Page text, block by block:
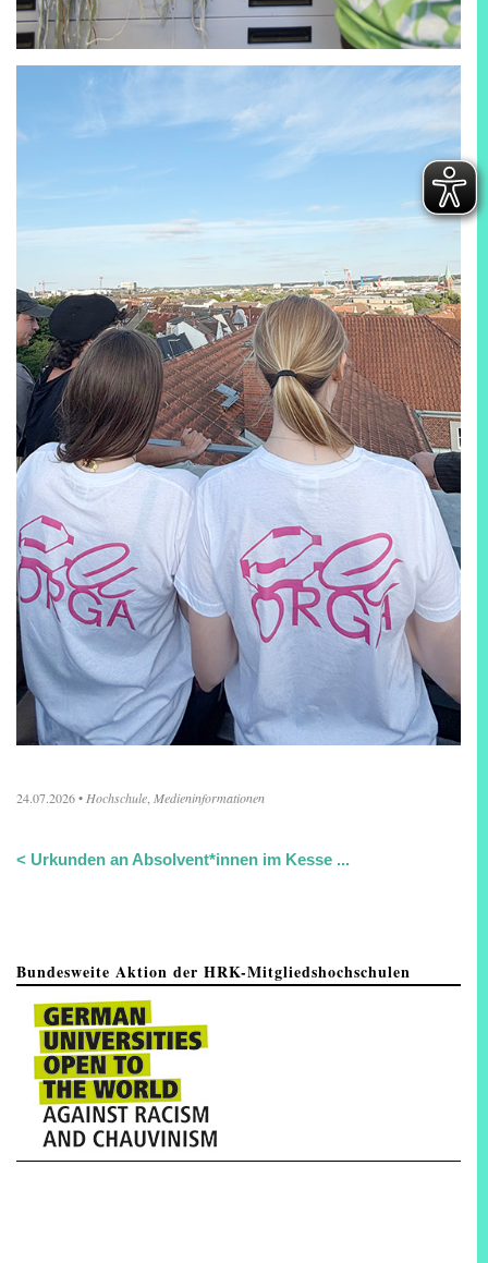
24.07.2026•Hochschule,Medieninformationen
< Urkunden an Absolvent*innen im Kesse ...
Bundesweite Aktion der HRK-Mitgliedshochschulen